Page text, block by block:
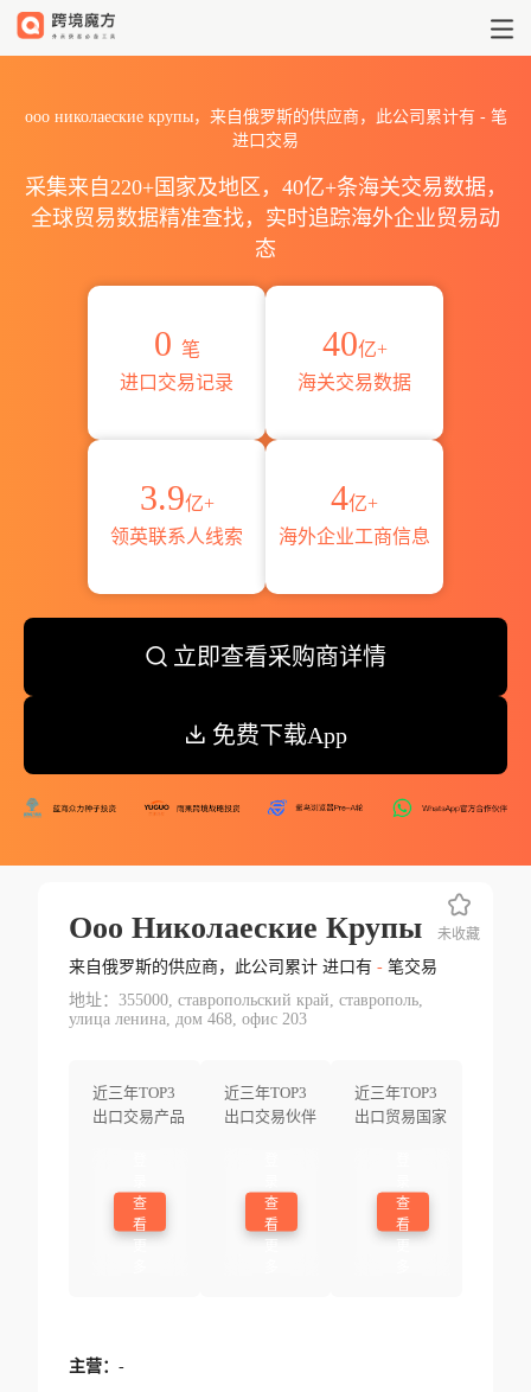
ооо николаеские крупы，来自俄罗斯的供应商，此公司累计有 -笔
进口交易
采集来自220+国家及地区，40亿+条海关交易数据，
全球贸易数据精准查找，实时追踪海外企业贸易动
态
0 笔
进口交易记录
40亿+
海关交易数据
3.9亿+
领英联系人线索
4亿+
海外企业工商信息
立即查看采购商详情
免费下载App
Ооо Николаеские Крупы
来自俄罗斯的供应商，此公司累计 进口有 -笔交易
地址：355000, ставропольский край, ставрополь,
улица ленина, дом 468, офис 203
近三年TOP3
出口交易产品
查
看
近三年TOP3
出口交易伙伴
查
看
近三年TOP3
出口贸易国家
查
看
未收藏
主营： -